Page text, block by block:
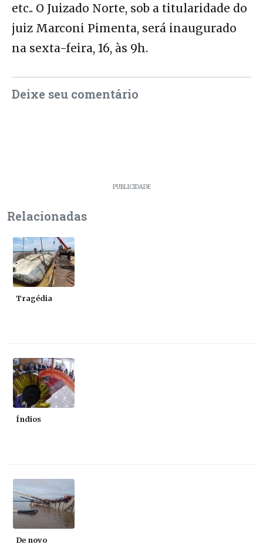
etc.. O Juizado Norte, sob a titularidade do
juiz Marconi Pimenta, será inaugurado
na sexta-feira, 16, às 9h.
Deixe seu comentário
PUBLICIDADE
Relacionadas
Tragédia
Índios
De novo